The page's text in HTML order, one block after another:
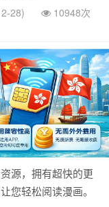
28)
10948次
源，拥有超快的更
您轻松阅读漫画。